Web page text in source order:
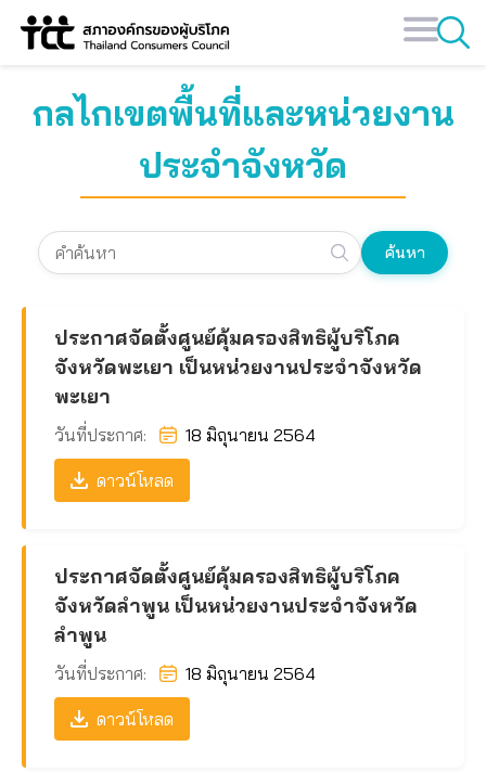
Skip
กลไกเขตพื้นที่และหน่วยงาน
ประจำจังหวัด
ค้นหา
ประกาศจัดตั้งศูนย์คุ้มครองสิทธิผู้บริโภค
จังหวัดพะเยา เป็นหน่วยงานประจำจังหวัด
พะเยา
วันที่ประกาศ: 18 มิถุนายน 2564
ดาวน์โหลด
ประกาศจัดตั้งศูนย์คุ้มครองสิทธิผู้บริโภค
จังหวัดลำพูน เป็นหน่วยงานประจำจังหวัด
ลำพูน
วันที่ประกาศ: 18 มิถุนายน 2564
ดาวน์โหลด